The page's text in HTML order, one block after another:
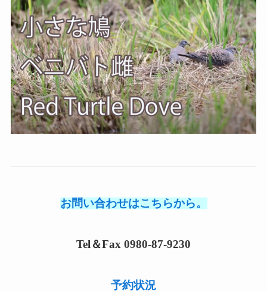
お問い合わせはこちらから。
Tel＆Fax 0980-87-9230
予約状況